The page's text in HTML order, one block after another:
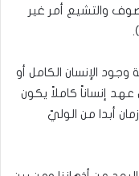
والتشيع أمر غير
وجود الإنسان الكامل أو
إنساناً كاملاً يكون
أبدا من الوليّ